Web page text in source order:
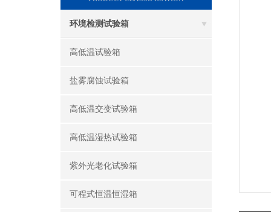
环境检测试验箱
高低温试验箱
盐雾腐蚀试验箱
高低温交变试验箱
高低温湿热试验箱
紫外光老化试验箱
可程式恒温恒湿箱